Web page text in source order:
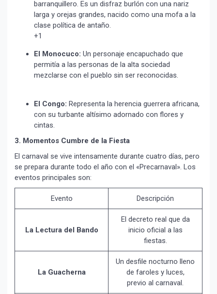
barranquillero. Es un disfraz burlón con una nariz
larga y orejas grandes, nacido como una mofa a la
clase política de antaño.
+1
El Monocuco: Un personaje encapuchado que
permitía a las personas de la alta sociedad
mezclarse con el pueblo sin ser reconocidas.
El Congo: Representa la herencia guerrera africana,
con su turbante altísimo adornado con flores y
cintas.
3. Momentos Cumbre de la Fiesta
El carnaval se vive intensamente durante cuatro días, pero
se prepara durante todo el año con el «Precarnaval». Los
eventos principales son:
Evento Descripción
La Lectura del Bando
El decreto real que da
inicio oficial a las
fiestas.
La Guacherna
Un desfile nocturno lleno
de faroles y luces,
previo al carnaval.